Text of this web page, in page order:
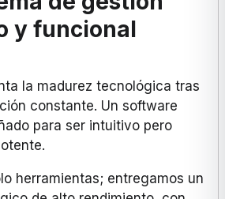
y funcional
la madurez tecnológica tras
constante. Un software
para ser intuitivo pero
herramientas; entregamos un